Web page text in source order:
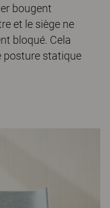
bougent
et le siège ne
bloqué. Cela
posture statique